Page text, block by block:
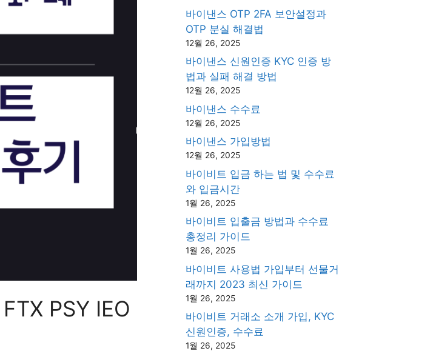
PSY IEO
바이낸스 OTP 2FA 보안설정과
OTP 분실 해결법
12월 26, 2025
바이낸스 신원인증 KYC 인증 방
법과 실패 해결 방법
12월 26, 2025
바이낸스 수수료
12월 26, 2025
바이낸스 가입방법
12월 26, 2025
바이비트 입금 하는 법 및 수수료
와 입금시간
1월 26, 2025
바이비트 입출금 방법과 수수료
총정리 가이드
1월 26, 2025
바이비트 사용법 가입부터 선물거
래까지 2023 최신 가이드
1월 26, 2025
바이비트 거래소 소개 가입, KYC
신원인증, 수수료
1월 26, 2025